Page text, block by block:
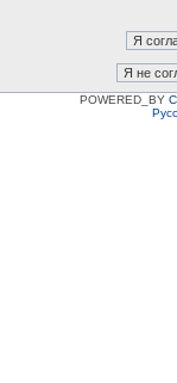
POWERED_BY